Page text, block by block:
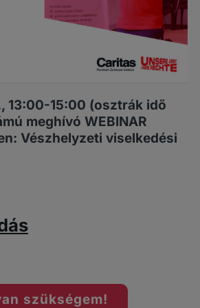
13:00-15:00 (osztrák idő
meghívó WEBINAR
Vészhelyzeti viselkedési
szükségem!